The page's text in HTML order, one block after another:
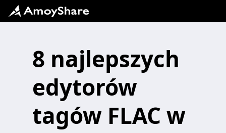
8 najlepszych
edytorów
tagów FLAC w